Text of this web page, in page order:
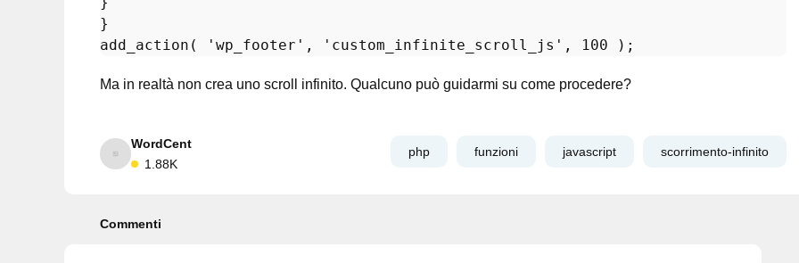
add_action ( 'wp_footer' , 'custom_infinite_scroll_js' , 100
Ma in realtà non crea uno scroll infinito. Qualcuno può guidarmi su come procedere?
WordCent
1.88K
php funzioni javascript scorrimento-infinito
Commenti